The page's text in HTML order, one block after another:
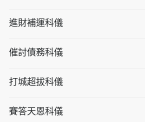
進財補運科儀
催討債務科儀
打城超拔科儀
賽答天恩科儀